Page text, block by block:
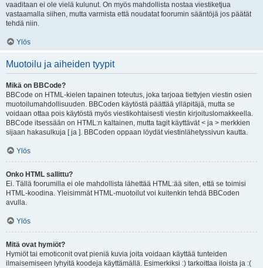
vaaditaan ei ole vielä kulunut. On myös mahdollista nostaa viestiketjua
vastaamalla siihen, mutta varmista että noudatat foorumin sääntöjä jos päätät
tehdä niin.
Ylös
Muotoilu ja aiheiden tyypit
Mikä on BBCode?
BBCode on HTML-kielen tapainen toteutus, joka tarjoaa tiettyjen viestin osien
muotoilumahdollisuuden. BBCoden käytöstä päättää ylläpitäjä, mutta se
voidaan ottaa pois käytöstä myös viestikohtaisesti viestin kirjoituslomakkeella.
BBCode itsessään on HTML:n kaltainen, mutta tagit käyttävät < ja > merkkien
sijaan hakasulkuja [ ja ]. BBCoden oppaan löydät viestinlähetyssivun kautta.
Ylös
Onko HTML sallittu?
Ei. Tällä foorumilla ei ole mahdollista lähettää HTML:ää siten, että se toimisi
HTML-koodina. Yleisimmät HTML-muotoilut voi kuitenkin tehdä BBCoden
avulla.
Ylös
Mitä ovat hymiöt?
Hymiöt tai emoticonit ovat pieniä kuvia joita voidaan käyttää tunteiden
ilmaisemiseen lyhyitä koodeja käyttämällä. Esimerkiksi :) tarkoittaa iloista ja :(